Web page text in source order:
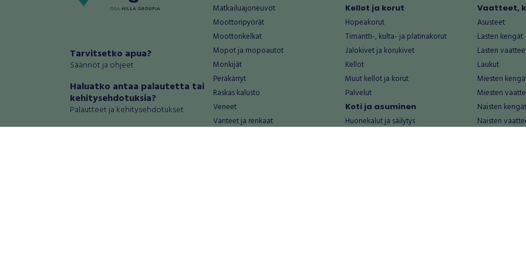
Tarvitsetko apua?
Säännöt ja ohjeet
Haluatko antaa palautetta tai
kehitysehdotuksia?
Palautteet ja kehitysehdotukset
Matkailuajoneuvot
Moottoripyörät
Moottorikelkat
Mopot ja mopoautot
Mönkijät
Peräkärryt
Raskas kalusto
Veneet
Vanteet ja renkaat
Kellot ja korut
Hopeakorut
Timantti-, kulta- ja platinakorut
Jalokivet ja korukivet
Kellot
Muut kellot ja korut
Palvelut
Koti ja asuminen
Huonekalut ja säilytys
Vaatteet,
Asusteet
Lasten kengät
Lasten
Laukut
Miesten
Miesten
Naisten kengät
Naisten